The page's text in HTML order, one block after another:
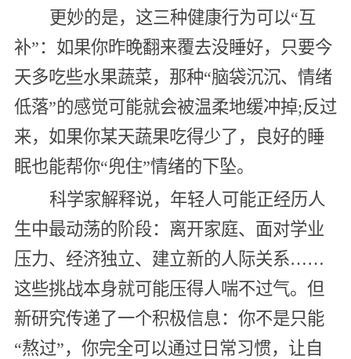
更妙的是，这三种健康行为可以“互
补”：如果你昨晚翻来覆去没睡好，只要今
天多吃些水果蔬菜，那种“脑袋沉沉、情绪
低落”的感觉可能就会被温柔地缓冲掉;反过
来，如果你某天蔬果吃得少了，良好的睡
眠也能帮你“兜住”情绪的下坠。
科学家解释说，年轻人可能正经历人
生中最动荡的阶段：离开家庭、面对学业
压力、经济独立、建立新的人际关系……
这些挑战本身就可能压得人喘不过气。但
新研究传递了一个积极信息：你不是只能
“熬过”，你完全可以通过日常习惯，让自